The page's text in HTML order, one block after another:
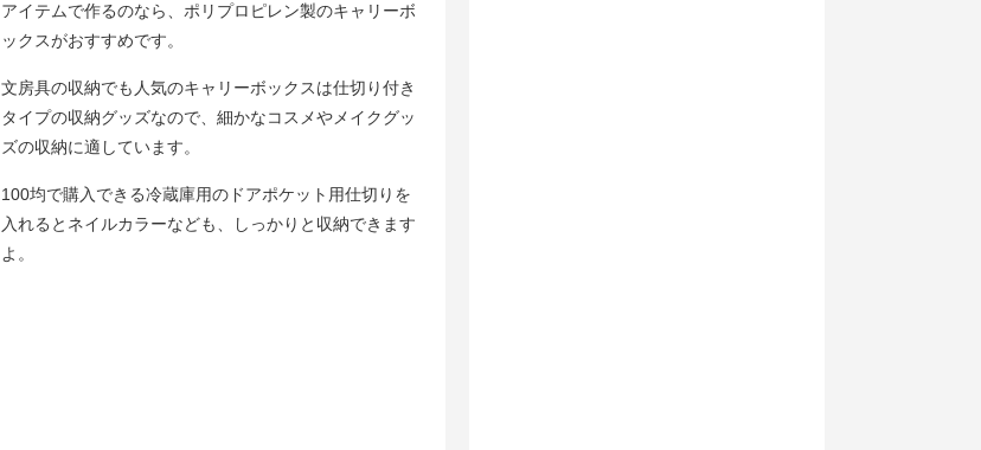
アイテムで作るのなら、ポリプロピレン製のキャリーボ
ックスがおすすめです。
文房具の収納でも人気のキャリーボックスは仕切り付き
タイプの収納グッズなので、細かなコスメやメイクグッ
ズの収納に適しています。
100均で購入できる冷蔵庫用のドアポケット用仕切りを
入れるとネイルカラーなども、しっかりと収納できます
よ。